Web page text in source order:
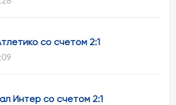
со счетом 2:1
Интер со счетом 2:1